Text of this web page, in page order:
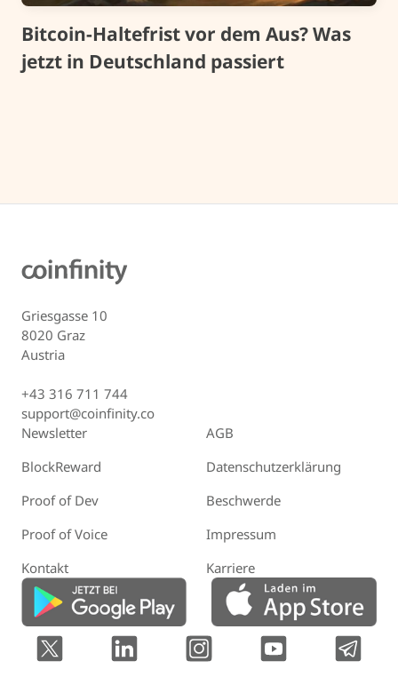
Bitcoin-Haltefrist vor dem Aus? Was
jetzt in Deutschland passiert
Griesgasse 10
8020 Graz
Austria
+43 316 711 744
support@coinfinity.co
Newsletter
AGB
BlockReward
Datenschutzerklärung
Proof of Dev
Beschwerde
Proof of Voice
Impressum
Kontakt
Karriere